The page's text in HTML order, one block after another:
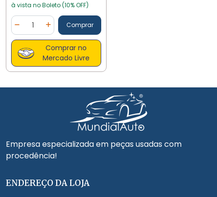
à vista no Boleto (10% OFF)
Diminuir Quantidade
Quantidade
Adicionar Quantidade
Comprar
Comprar no
Mercado Livre
Empresa especializada em peças usadas com
procedência!
ENDEREÇO DA LOJA